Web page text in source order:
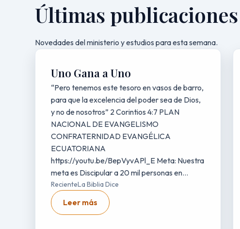
Últimas publicaciones
Novedades del ministerio y estudios para esta semana.
Uno Gana a Uno
“Pero tenemos este tesoro en vasos de barro,
para que la excelencia del poder sea de Dios,
y no de nosotros” 2 Corintios 4:7 PLAN
NACIONAL DE EVANGELISMO
CONFRATERNIDAD EVANGÉLICA
ECUATORIANA
https://youtu.be/BepVyvAPl_E Meta: Nuestra
meta es Discipular a 20 mil personas en...
RecienteLa Biblia Dice
Leer más